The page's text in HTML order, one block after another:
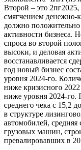
Второй – это
смягчением денежно-
должно положительно
активности бизнеса.
спроса во второй
высоки, и деловая
восстанавливается
год новый бизнес
уровня 2024-го.
ниже кризисного
ниже уровня 2024-го.
среднего чека с 15,2
в структуре
автомобилей,
грузовых машин,
превалировавших в